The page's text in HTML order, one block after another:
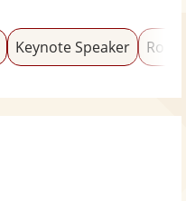
Keynote Speaker